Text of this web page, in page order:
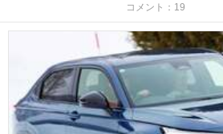
コメント：19